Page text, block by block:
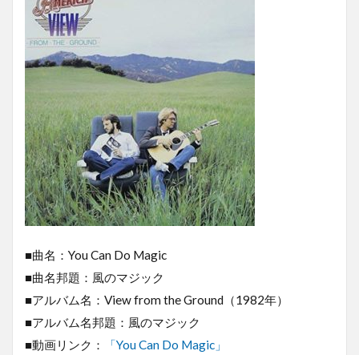
■曲名：You Can Do Magic
■曲名邦題：風のマジック
■アルバム名：View from the Ground（1982年）
■アルバム名邦題：風のマジック
■動画リンク：
「You Can Do Magic」